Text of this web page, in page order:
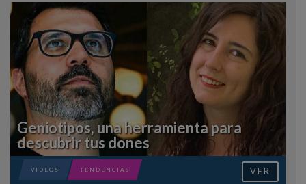
Geniotipos, una herramienta para
descubrir tus dones
TENDENCIAS
VIDEOS VER